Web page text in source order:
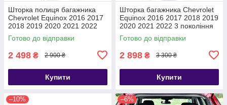
Шторка полиця багажника
Chevrolet Equinox 2016 2017
2018 2019 2020 2021 2022
2023 3 покоління
Готово до відправки
2 498 ₴ 2 900 ₴
Купити
Шторка багажника Chevrolet
Equinox 2016 2017 2018 2019
2020 2021 2022 3 покоління
полиця ролет
Готово до відправки
2 898 ₴ 3 300 ₴
Купити
–10% –6%